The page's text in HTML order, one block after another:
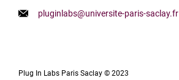
pluginlabs@universite-paris-saclay.fr
Plug In Labs Paris Saclay © 2023